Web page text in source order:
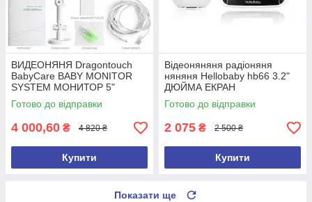
ВИДЕОНЯНЯ Dragontouch
BabyCare BABY MONITOR
SYSTEM МОНИТОР 5"
Готово до відправки
4 000,60 ₴ 4 820 ₴
Купити
Відеоняняня радіоняня
няняня Hellobaby hb66 3.2"
ДЮЙМА ЕКРАН
Готово до відправки
2 075 ₴ 2 500 ₴
Купити
Показати ще